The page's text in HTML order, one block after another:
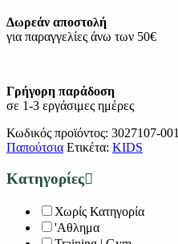
Δωρεάν αποστολή
για παραγγελίες άνω των 50€
Γρήγορη παράδοση
σε 1-3 εργάσιμες ημέρες
Κωδικός προϊόντος: 3027107-001
Παπούτσια Ετικέτα: KIDS
Κατηγορίες
Χωρίς Κατηγορία
'Αθλημα